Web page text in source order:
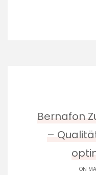
Bernafon
–
ON